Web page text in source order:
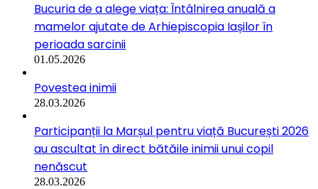
Bucuria de a alege viața: Întâlnirea anuală a
mamelor ajutate de Arhiepiscopia Iașilor în
perioada sarcinii
01.05.2026
Povestea inimii
28.03.2026
Participanții la Marșul pentru viață București 2026
au ascultat în direct bătăile inimii unui copil
nenăscut
28.03.2026